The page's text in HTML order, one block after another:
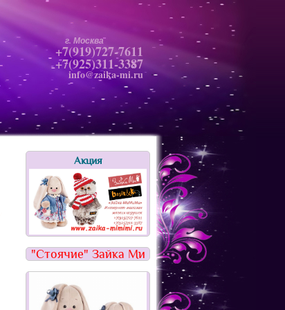
г. Москва
+7(919)727-7611
+7(925)311-3387
info@zaika-mi.ru
Акция
"Стоячие" Зайка Ми